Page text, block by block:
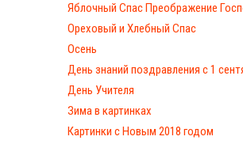
Яблочный Спас Преображение
Ореховый и Хлебный Спас
Осень
День знаний поздравления с 1
День Учителя
Зима в картинках
Картинки с Новым 2018 годом